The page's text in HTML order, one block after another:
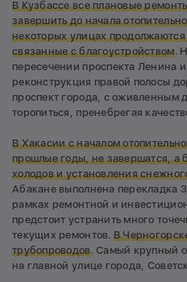
В Кузбассе все плановые
завершить до начала
некоторых улицах
связанные с благоустройством.
пересечении проспекта Ленина
реконструкция правой полосы
проспект города, с оживленным
торопиться, пренебрегая
В Хакасии с началом
прошлые годы, не завершатся, а
холодов и установления
Абакане выполнена перекладка
рамках ремонтной и
предстоит устранить много
текущих ремонтов. В
трубопроводов. Самый крупный
на главной улице города,